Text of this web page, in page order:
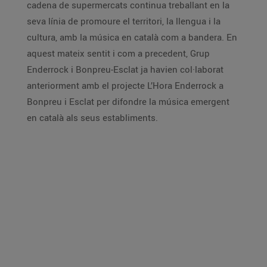
cadena de supermercats continua treballant en la
seva línia de promoure el territori, la llengua i la
cultura, amb la música en català com a bandera. En
aquest mateix sentit i com a precedent, Grup
Enderrock i Bonpreu-Esclat ja havien col·laborat
anteriorment amb el projecte L’Hora Enderrock a
Bonpreu i Esclat per difondre la música emergent
en català als seus establiments.